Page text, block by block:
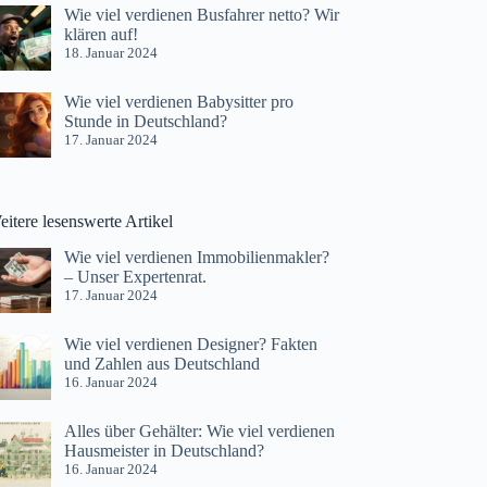
Wie viel verdienen Busfahrer netto? Wir
klären auf!
18. Januar 2024
Wie viel verdienen Babysitter pro
Stunde in Deutschland?
17. Januar 2024
lesenswerte Artikel
Wie viel verdienen Immobilienmakler?
– Unser Expertenrat.
17. Januar 2024
Wie viel verdienen Designer? Fakten
und Zahlen aus Deutschland
16. Januar 2024
Alles über Gehälter: Wie viel verdienen
Hausmeister in Deutschland?
16. Januar 2024